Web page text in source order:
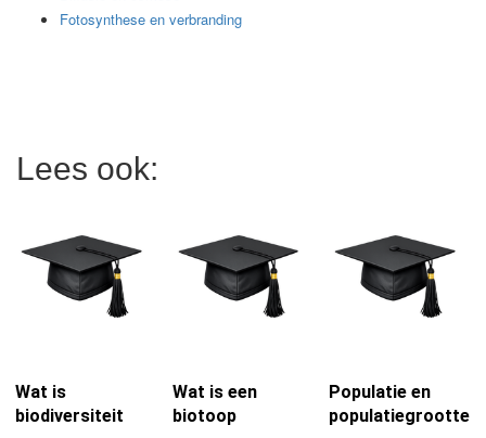
Fotosynthese en verbranding
Lees ook:
Wat is
biodiversiteit
Wat is een
biotoop
Populatie en
populatiegrootte